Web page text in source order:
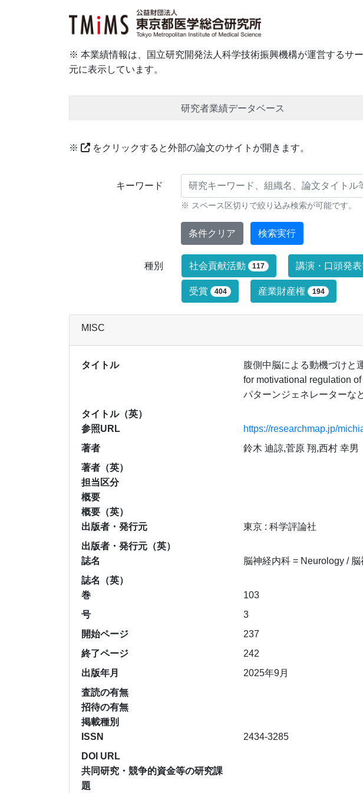
※ 本業績情報は、国立研究開発法人科学技術振興機構が運営するサ
元に表示しています。
研究者業績データベース
※ をクリックすると外部の論文のサイトが開きます。
研究業績に対する検索条件
キーワード
※ スペース区切りで絞り込み検索が可能です。
条件クリア 検索実行
種別 研究業績タイプによる絞り
社会貢献活動 117 講演・口頭発
受賞 404 産業財産権 194
MISC
タイトル
腹側中脳による動機づけと
for motivational regulation
パターンジェネレーターな
タイトル（英）
参照URL
https://researchmap.jp/
著者
鈴木 迪諒,菅原 翔,西村 幸男
著者（英）
担当区分
概要
概要（英）
出版者・発行元
東京 : 科学評論社
出版者・発行元（英）
誌名
脳神経内科 = Neurology /
誌名（英）
巻
103
号
3
開始ページ
237
終了ページ
242
出版年月
2025年9月
査読の有無
招待の有無
掲載種別
ISSN
2434-3285
DOI URL
共同研究・競争的資金等の研究課
題